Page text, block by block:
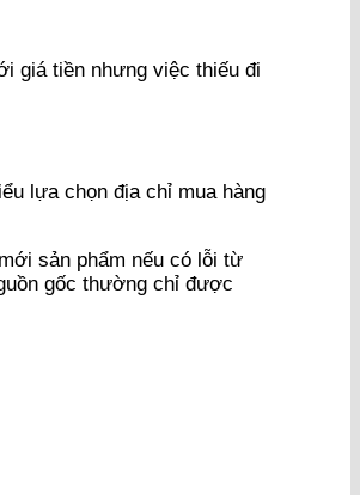
giá tiền nhưng việc thiếu đi
lựa chọn địa chỉ mua hàng
sản phẩm nếu có lỗi từ
gốc thường chỉ được